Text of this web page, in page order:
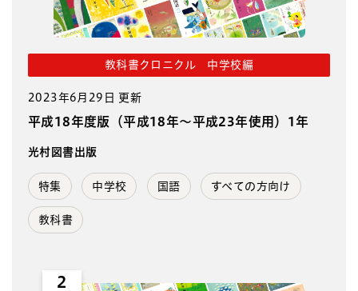
教科書クロニクル 中学校編
2023年6月29日 更新
平成18年度版（平成18年～平成23年使用）1年
光村図書出版
特集 中学校 国語 すべての方向け
教科書
2